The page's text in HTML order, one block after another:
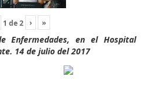
1 de2 › »
Enfermedades, en el Hospital
14 de julio del 2017